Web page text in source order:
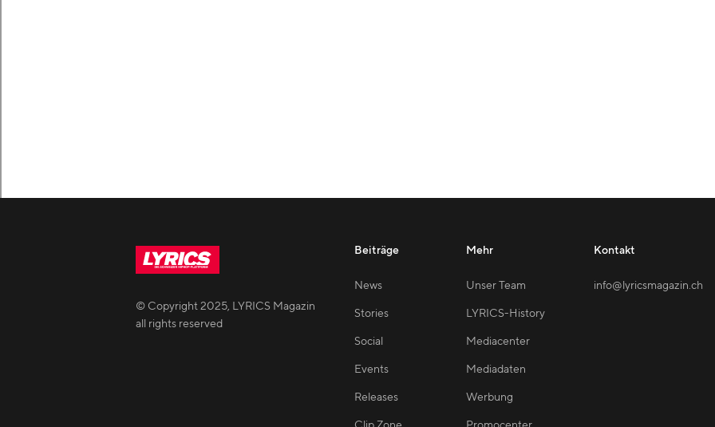
© Copyright2025, LYRICS Magazin
all rights reserved
Beiträge
News
Stories
Social
Events
Releases
Mehr
Unser Team
LYRICS-History
Mediacenter
Mediadaten
Werbung
Kontakt
info@lyricsmagazin.ch